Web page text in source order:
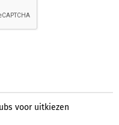
voor uitkiezen